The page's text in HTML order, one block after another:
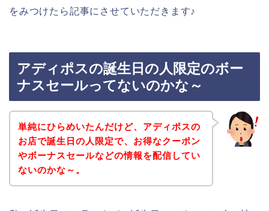
をみつけたら記事にさせていただきます♪
アディポスの誕生日の人限定のボー
ナスセールってないのかな～
単純にひらめいたんだけど、アディポスの
お店で誕生日の人限定で、お得なクーポン
やボーナスセールなどの情報を配信してい
ないのかな～。